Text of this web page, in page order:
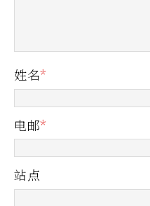
姓名*
电邮*
站点